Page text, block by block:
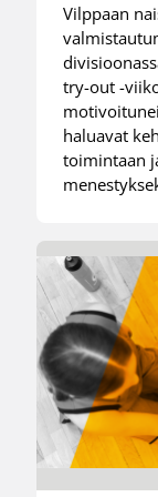
Vilppaan
try-out -
haluavat
toimintaan